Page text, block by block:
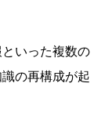
いった複数の
の再構成が起